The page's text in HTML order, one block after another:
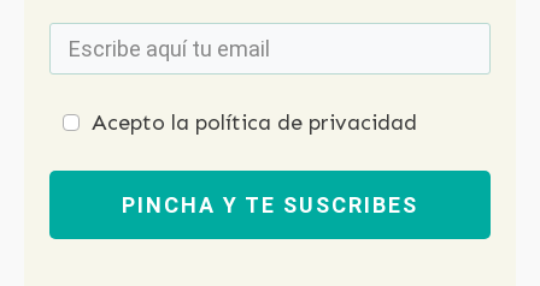
Acepto la política de privacidad
PINCHA Y TE SUSCRIBES